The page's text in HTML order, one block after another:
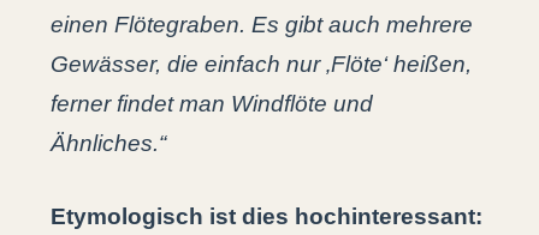
einen Flötegraben. Es gibt auch mehrere
Gewässer, die einfach nur ‚Flöte‘ heißen,
ferner findet man Windflöte und
Ähnliches.“
Etymologisch ist dies hochinteressant: